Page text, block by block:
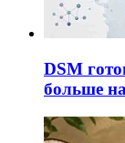
DSM
больше